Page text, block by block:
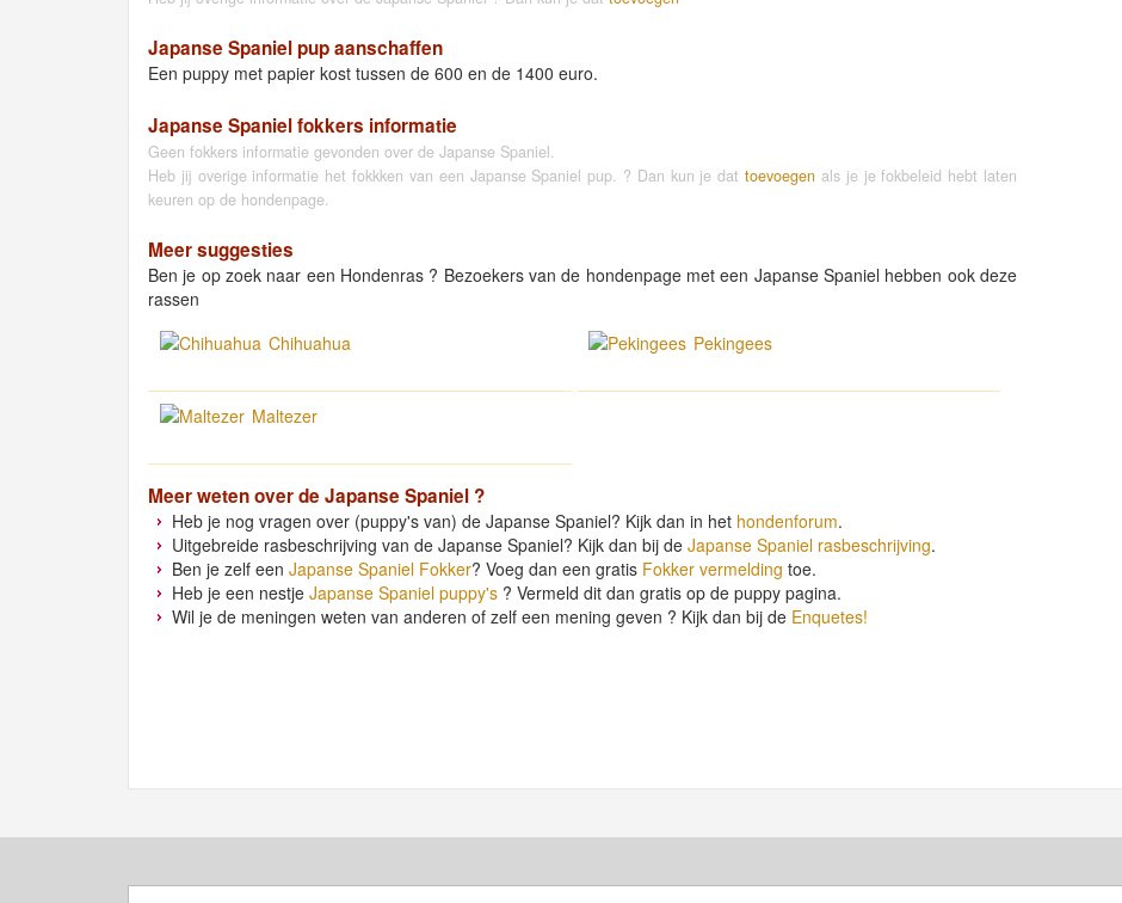
Japanse Spaniel pup aanschaffen
Een puppy met papier kost tussen de 600 en de 1400 euro.
Japanse Spaniel fokkers informatie
Geen fokkers informatie gevonden over de Japanse Spaniel.
Heb jij overige informatie het fokkken van een Japanse Spaniel pup. ? Dan kun je dattoevoegen als je je fokbeleid hebt laten
keuren op de hondenpage.
Meer suggesties
Ben je op zoek naar een Hondenras ? Bezoekers van de hondenpage met een Japanse Spaniel hebben ook deze
rassen
Chihuahua
Pekingees
Maltezer
Meer weten over de Japanse Spaniel ?
Heb je nog vragen over (puppy's van) de Japanse Spaniel? Kijk dan in het hondenforum.
Uitgebreide rasbeschrijving van de Japanse Spaniel? Kijk dan bij de Japanse Spaniel rasbeschrijving.
Ben je zelf een Japanse Spaniel Fokker? Voeg dan een gratis Fokker vermelding toe.
Heb je een nestje Japanse Spaniel puppy's ? Vermeld dit dan gratis op de puppy pagina.
Wil je de meningen weten van anderen of zelf een mening geven ? Kijk dan bij de Enquetes!